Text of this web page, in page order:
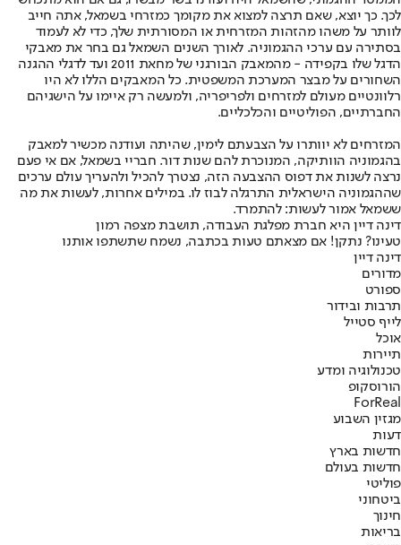
לכך. כך יוצא, שאם תרצה למצוא את מקומך כמזרחי בשמאל, אתה חייב
לוותר על משהו מהזהות המזרחית או המסורתית שלך, כדי לא לעמוד
בסתירה עם ערכי ההגמוניה. לאורך השנים השמאל גם בחר את מאבקי
הדגל שלו בקפידה - מהמאבק הבורגני של מחאת 2011 ועד לדגלי ההגנה
השחורים על מבצר המערכת המשפטית. כל המאבקים הללו לא היו
רלוונטיים מעולם למזרחים ולפריפריה, ולמעשה רק איימו על הישגיהם
החברתיים, הפוליטיים והכלכליים.
המזרחים לא יוותרו על הצבעתם לימין, שהיתה ועודנה מכשיר למאבק
בהגמוניה הוותיקה, המנוכרת להם שנות דור. חבריי בשמאל, אם אי פעם
נרצה לשנות את דפוס ההצבעה הזה, נצטרך להכיל ולהעריך עולם ערכים
שההגמוניה הישראלית התרגלה לבוז לו. במילים אחרות, לעשות את מה
ששמאל אמור לעשות: להתמרד.
דינה דיין היא חברת מפלגת העבודה, תושבת מצפה רמון
טעינו? נתקן! אם מצאתם טעות בכתבה, נשמח שתשתפו אותנו
דינה דיין
מדורים
ספורט
תרבות ובידור
לייף סטייל
אוכל
תיירות
טכנולוגיה ומדע
הורוסקופ
ForReal
מגזין השבוע
דעות
חדשות בארץ
חדשות בעולם
פוליטי
ביטחוני
חינוך
בריאות